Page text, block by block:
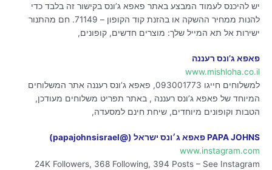
יש להיכנס לעמוד המבצע באתר פאפא ג’ונס בקישור זה בלבד כדי
להנות ממחיר ההשקה או בהזנת קוד הקופון – 71149. חם מהתנור
ישירות אל תא המייל שלך: מוצרים חדשים, קופונים,
פאפא ג’ונס רעננה
www.mishloha.co.il
למשלוחים חייגו 093001773, פאפא ג’ונס רעננה אתר המשלוחים
המיוחד של פאפא ג’ונס רעננה , באתר תפריט משלוחים מעודכן,
הטבות וקופונים מיוחדים, שיחת חינם למסעדה,
PAPA JOHNS פאפא ג׳ונס ישראל (@papajohnsisrael)
www.instagram.com
24K Followers, 368 Following, 394 Posts – See Instagram